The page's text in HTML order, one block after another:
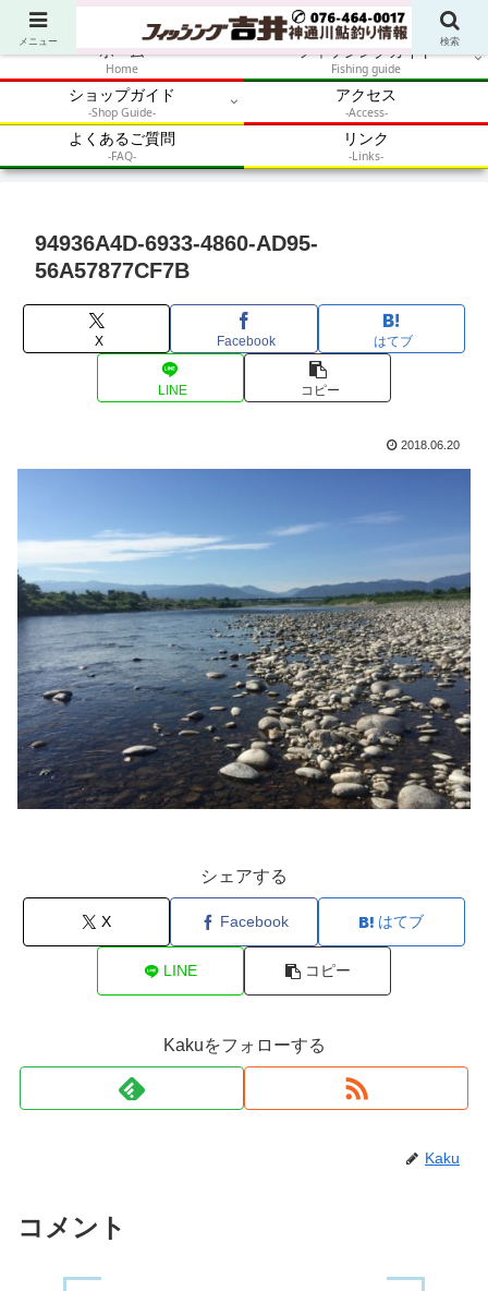
アウトドア・釣り・鮎・自然体験を加速させるメディア
ホーム
Home
フィッシングガイド
Fishing guide
ショップガイド
-Shop Guide-
アクセス
-Access-
よくあるご質問
-FAQ-
リンク
-Links-
94936A4D-6933-4860-AD95-
56A57877CF7B
X Facebook はてブ
LINE コピー
2018.06.20
シェアする
X Facebook はてブ
LINE コピー
Kakuをフォローする
Kaku
コメント
メニュー 検索